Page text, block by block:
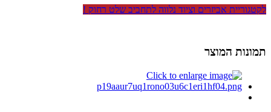
לקטגוריית אביזרים וציוד נלווה לתחביב שלט רחוק !
תמונות המוצר